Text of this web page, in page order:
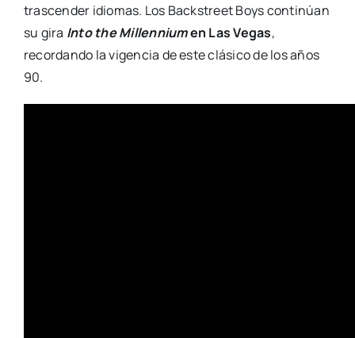
trascender idiomas. Los Backstreet Boys continúan
su gira Into the Millenniumen Las Vegas,
recordando la vigencia de este clásico de los años
90.